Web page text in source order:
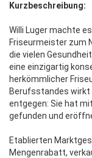
Kurzbeschreibung:
Willi Luger machte
Friseurmeister zum
die vielen
eine einzigartig
herkömmlicher
Berufsstandes wirkt
entgegen: Sie hat
gefunden und
Etablierten
Mengenrabatt,